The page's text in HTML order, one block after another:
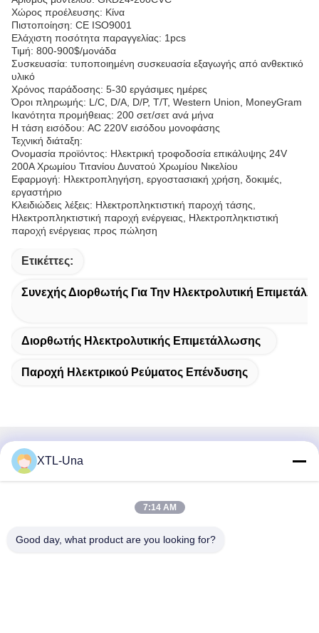
Χώρος προέλευσης: Κίνα
Πιστοποίηση: CE ISO9001
Ελάχιστη ποσότητα παραγγελίας: 1pcs
Τιμή: 800-900$/μονάδα
Συσκευασία: τυποποιημένη συσκευασία εξαγωγής από ανθεκτικό
υλικό
Χρόνος παράδοσης: 5-30 εργάσιμες ημέρες
Όροι πληρωμής: L/C, D/A, D/P, T/T, Western Union, MoneyGram
Ικανότητα προμήθειας: 200 σετ/σετ ανά μήνα
Η τάση εισόδου: AC 220V εισόδου μονοφάσης
Τεχνική διάταξη:
Ονομασία προϊόντος: Ηλεκτρική τροφοδοσία επικάλυψης 24V
200A Χρωμίου Τιτανίου Δυνατού Χρωμίου Νικελίου
Εφαρμογή: Ηλεκτροπληγήση, εργοστασιακή χρήση, δοκιμές,
εργαστήριο
Κλειδιώδεις λέξεις: Ηλεκτροπληκτιστική παροχή τάσης,
Ηλεκτροπληκτιστική παροχή ενέργειας, Ηλεκτροπληκτιστική
παροχή ενέργειας προς πώληση
Ετικέττες:
Συνεχής Διορθωτής Για Την Ηλεκτρολυτική
Διορθωτής Ηλεκτρολυτικής Επιμετάλλωσης
Παροχή Ηλεκτρικού Ρεύματος Επένδυσης
Γρήγορη επικοινωνία
Νο 327, δρόμος Xingye, ανατολική περιοχή βιομηχανίας,
XTL-Una
7:14 AM
Good day, what product are you looking for?